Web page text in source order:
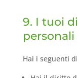
9. I tuoi
personali
Hai i seguenti